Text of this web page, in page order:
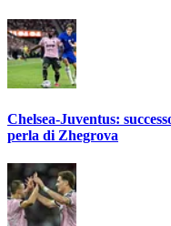
Chelsea-Juventus:
perla di Zhegrova